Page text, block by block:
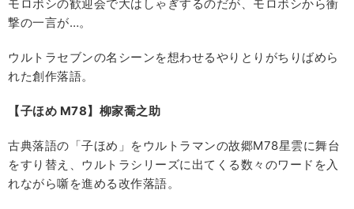
モロボシの歓迎会で大はしゃぎするのだが、モロボシから衝
撃の一言が…。
ウルトラセブンの名シーンを想わせるやりとりがちりばめら
れた創作落語。
【子ほめ M78】柳家喬之助
古典落語の「子ほめ」をウルトラマンの故郷M78星雲に舞台
をすり替え、ウルトラシリーズに出てくる数々のワードを入
れながら噺を進める改作落語。